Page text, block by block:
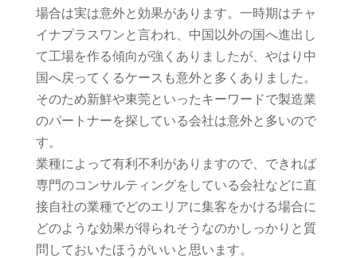
場合は実は意外と効果があります。一時期はチャ
イナプラスワンと言われ、中国以外の国へ進出し
て工場を作る傾向が強くありましたが、やはり中
国へ戻ってくるケースも意外と多くありました。
そのため新鮮や東莞といったキーワードで製造業
のパートナーを探している会社は意外と多いので
す。
業種によって有利不利がありますので、できれば
専門のコンサルティングをしている会社などに直
接自社の業種でどのエリアに集客をかける場合に
どのような効果が得られそうなのかしっかりと質
問しておいたほうがいいと思います。